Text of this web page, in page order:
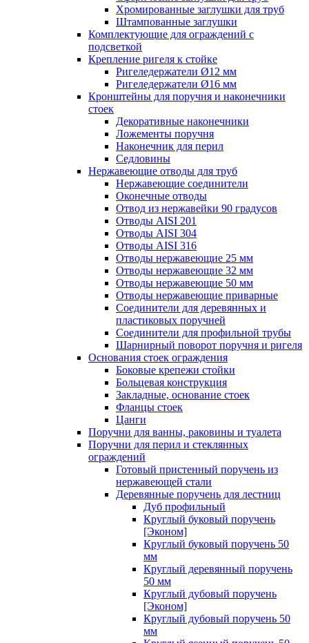
Хромированные заглушки для труб
Штампованные заглушки
Комплектующие для ограждений с
подсветкой
Крепление ригеля к стойке
Ригеледержатели Ø12 мм
Ригеледержатели Ø16 мм
Кронштейны для поручня и наконечники
стоек
Декоративные наконечники
Ложементы поручня
Наконечник для перил
Седловины
Нержавеющие отводы для труб
Нержавеющие соединители
Оконечные отводы
Отвод из нержавейки 90 градусов
Отводы AISI 201
Отводы AISI 304
Отводы AISI 316
Отводы нержавеющие 25 мм
Отводы нержавеющие 32 мм
Отводы нержавеющие 50 мм
Отводы нержавеющие приварные
Соединители для деревянных и
пластиковых поручней
Соединители для профильной трубы
Шарнирный поворот поручня и ригеля
Основания стоек ограждения
Боковые крепежи стойки
Больцевая конструкция
Закладные, основание стоек
Фланцы стоек
Цанги
Поручни для ванны, раковины и туалета
Поручни для перил и стеклянных
ограждений
Готовый пристенный поручень из
нержавеющей стали
Деревянные поручень для лестниц
Дуб профильный
Круглый буковый поручень
[Эконом]
Круглый буковый поручень 50
мм
Круглый деревянный поручень
50 мм
Круглый дубовый поручень
[Эконом]
Круглый дубовый поручень 50
мм